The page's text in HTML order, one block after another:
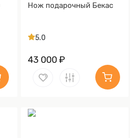
Нож подарочный Бекас
5.0
43 000 ₽